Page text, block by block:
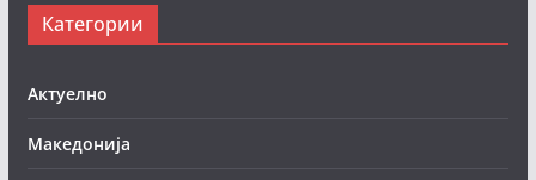
Категории
Актуелно
Македонија